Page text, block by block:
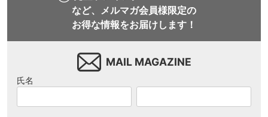
など、メルマガ会員様限定の
お得な情報をお届けします！
MAIL MAGAZINE
氏名